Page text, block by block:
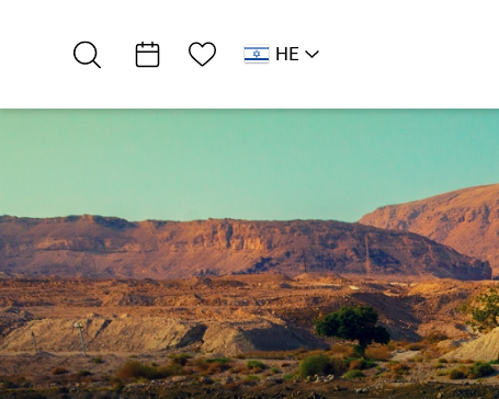
HE
רשימת מועדפים
חאנים / קמפינג
חאן שקדי